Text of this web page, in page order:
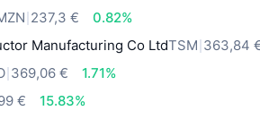
237,3 €
0.82%
Manufacturing Co LtdTSM 363,84
369,06 €
1.71%
€
15.83%